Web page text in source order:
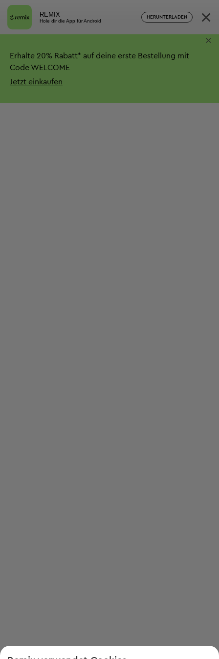
REMIX
Hole dir die App für Android
HERUNTERLADEN ×
Erhalte 20% Rabatt* auf deine erste Bestellung mit
Code WELCOME
Jetzt einkaufen
×